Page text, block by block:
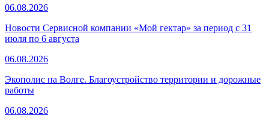
06.08.2026
Новости Сервисной компании «Мой гектар» за период с 31
июля по 6 августа
06.08.2026
Экополис на Волге. Благоустройство территории и дорожные
работы
06.08.2026